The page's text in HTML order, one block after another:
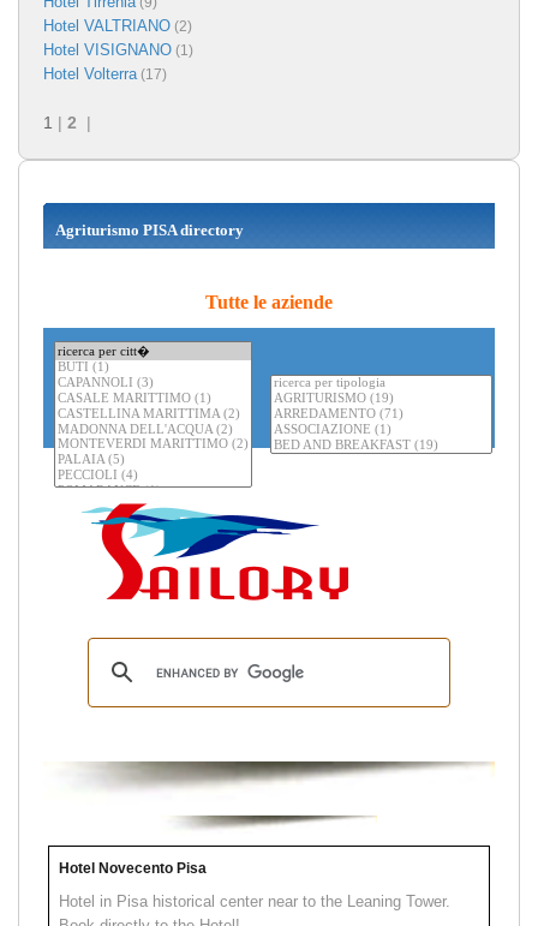
Hotel VALTRIANO (2)
Hotel VISIGNANO (1)
Hotel Volterra(17)
1 | 2 |
Agriturismo PISA directory
Tutte le aziende
Hotel Novecento Pisa
Hotel in Pisa historical center near to the Leaning Tower.